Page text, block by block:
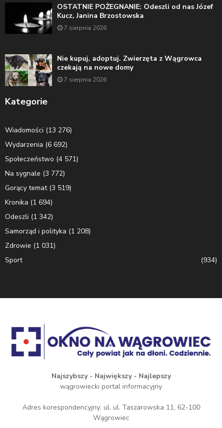
OSTATNIE POŻEGNANIE: Odeszli od nas Józef
Kucz, Janina Brzostowska
7 sierpnia 2026
Nie kupuj, adoptuj. Zwierzęta z Wągrowca
czekają na nowe domy
7 sierpnia 2026
Kategorie
Wiadomości (13 276)
Wydarzenia (6 692)
Społeczeństwo (4 571)
Na sygnale (3 772)
Gorący temat(3 519)
Kronika (1 694)
Odeszli (1 342)
Samorząd i polityka (1 208)
Zdrowie (1 031)
Sport
(934)
Najszybszy - Największy - Najlepszy
wągrowiecki portal informacyjny
Adres korespondencyjny: ul. ul. Taszarowska 11, 62-100
Wągrowiec